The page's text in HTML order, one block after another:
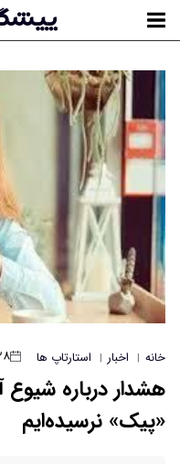
خانه | اخبار | استارتاپ ها
هشدار درباره شیوع
«پیک» نرسیده‌ایم